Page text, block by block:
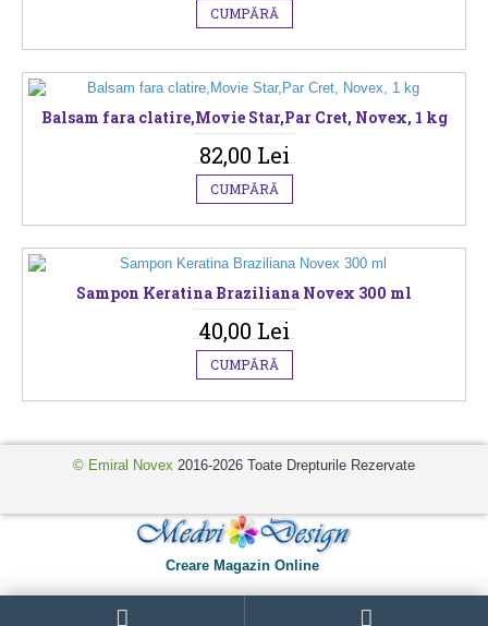
CUMPĂRĂ
Balsam fara clatire,Movie Star,Par Cret, Novex, 1 kg
82,00 Lei
CUMPĂRĂ
Sampon Keratina Braziliana Novex 300 ml
40,00 Lei
CUMPĂRĂ
© Emiral Novex 2016-2026 Toate Drepturile Rezervate
Creare Magazin Online